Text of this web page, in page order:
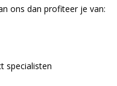
ons dan profiteer je van:
specialisten